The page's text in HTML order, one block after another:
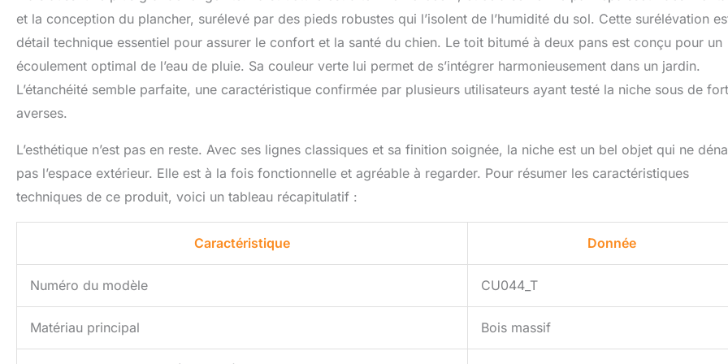
et la conception du plancher, surélevé par des pieds robustes qui l’isolent de l’humidité du sol. Cette surélévation
détail technique essentiel pour assurer le confort et la santé du chien. Le toit bitumé à deux pans est conçu pour un
écoulement optimal de l’eau de pluie. Sa couleur verte lui permet de s’intégrer harmonieusement dans un jardin.
L’étanchéité semble parfaite, une caractéristique confirmée par plusieurs utilisateurs ayant testé la niche sous de
averses.
L’esthétique n’est pas en reste. Avec ses lignes classiques et sa finition soignée, la niche est un bel objet qui ne
pas l’espace extérieur. Elle est à la fois fonctionnelle et agréable à regarder. Pour résumer les caractéristiques
techniques de ce produit, voici un tableau récapitulatif :
Caractéristique Donnée
Numéro du modèle CU044_T
Matériau principal Bois massif